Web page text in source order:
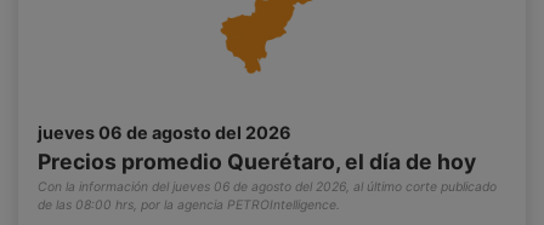
jueves 06 de agosto del 2026
Precios promedio Querétaro, el día de hoy
Con la información del jueves 06 de agosto del 2026, al último corte publicado
de las 08:00 hrs, por la agencia PETROIntelligence.